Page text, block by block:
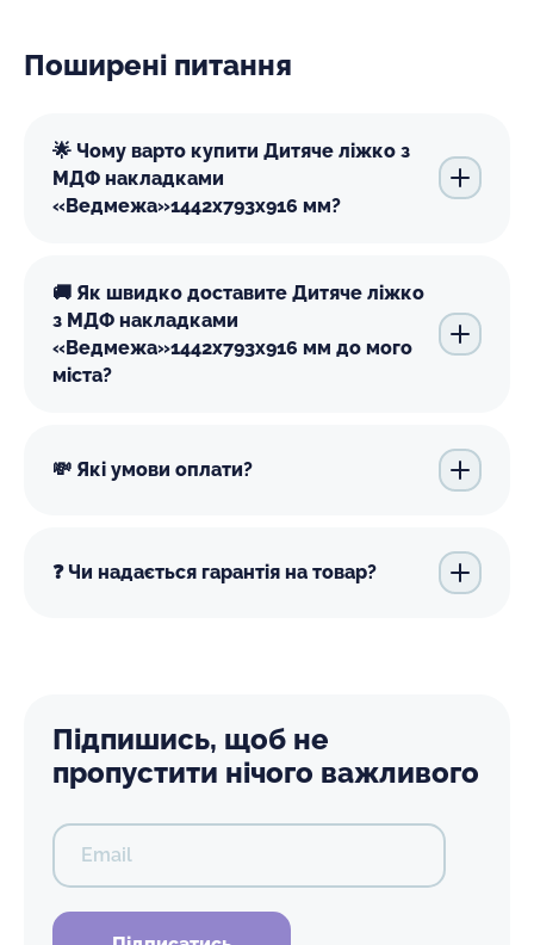
Поширені питання
🌟 Чому варто купити Дитяче ліжко з
МДФ накладками
«Ведмежа»1442х793х916 мм?
🚚 Як швидко доставите Дитяче ліжко
з МДФ накладками
«Ведмежа»1442х793х916 мм до мого
міста?
💸 Які умови оплати?
❓ Чи надається гарантія на товар?
Підпишись, щоб не
пропустити нічого важливого
Email